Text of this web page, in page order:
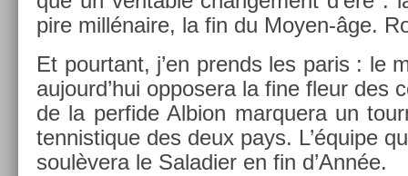
pire millénaire, la fin du Moyen-âge.
Et pour­tant, j’en pre­nds les paris : le
aujourd’hui op­posera la fine fleur des
de la per­fide Al­b­ion mar­quera un
ten­nistique des deux pays. L’équipe
soulèvera le Saladi­er en fin d’Année.